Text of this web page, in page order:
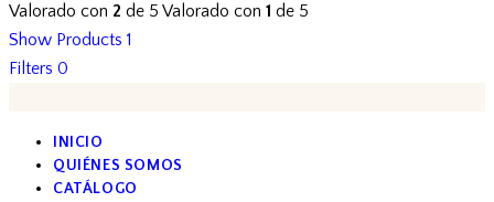
Valorado con 2 de 5 Valorado con 1 de 5
Show Products 1
Filters 0
INICIO
QUIÉNES SOMOS
CATÁLOGO